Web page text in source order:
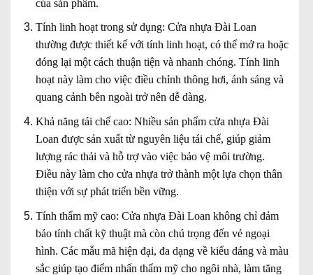
của sản phẩm.
Tính linh hoạt trong sử dụng: Cửa nhựa Đài Loan
thường được thiết kế với tính linh hoạt, có thể mở ra hoặc
đóng lại một cách thuận tiện và nhanh chóng. Tính linh
hoạt này làm cho việc điều chỉnh thông hơi, ánh sáng và
quang cảnh bên ngoài trở nên dễ dàng.
Khả năng tái chế cao: Nhiều sản phẩm cửa nhựa Đài
Loan được sản xuất từ nguyên liệu tái chế, giúp giảm
lượng rác thải và hỗ trợ vào việc bảo vệ môi trường.
Điều này làm cho cửa nhựa trở thành một lựa chọn thân
thiện với sự phát triển bền vững.
Tính thẩm mỹ cao: Cửa nhựa Đài Loan không chỉ đảm
bảo tính chất kỹ thuật mà còn chú trọng đến vẻ ngoại
hình. Các mẫu mã hiện đại, đa dạng về kiểu dáng và màu
sắc giúp tạo điểm nhấn thẩm mỹ cho ngôi nhà, làm tăng